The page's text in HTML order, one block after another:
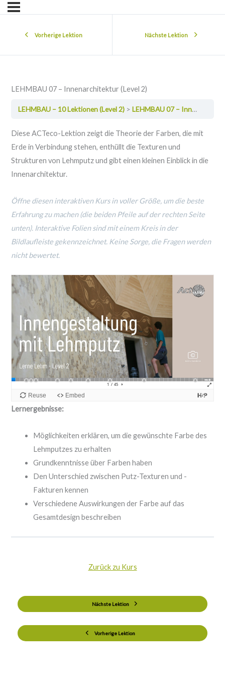
Vorherige Lektion Nächste Lektion
LEHMBAU 07 – Innenarchitektur (Level 2)
LEHMBAU – 10 Lektionen (Level 2) LEHMBAU 07 – Innenarchitektur (Level 2)
Diese ACTeco-Lektion zeigt die Theorie der Farben, die mit
Erde in Verbindung stehen, enthüllt die Texturen und
Strukturen von Lehmputz und gibt einen kleinen Einblick in die
Innenarchitektur.
Öffne diesen interaktiven Kurs in voller Größe, um die beste
Erfahrung zu machen (die beiden Pfeile auf der rechten Seite
unten). Interaktive Folien sind mit einem Kreis in der
Bildlaufleiste gekennzeichnet. Keine Sorge, die Fragen werden
nicht bewertet.
Lernergebnisse:
Möglichkeiten erklären, um die gewünschte Farbe des
Lehmputzes zu erhalten
Grundkenntnisse über Farben haben
Den Unterschied zwischen Putz-Texturen und -
Fakturen kennen
Verschiedene Auswirkungen der Farbe auf das
Gesamtdesign beschreiben
Vorherige Lektion
Zurück zu Kurs
Nächste Lektion